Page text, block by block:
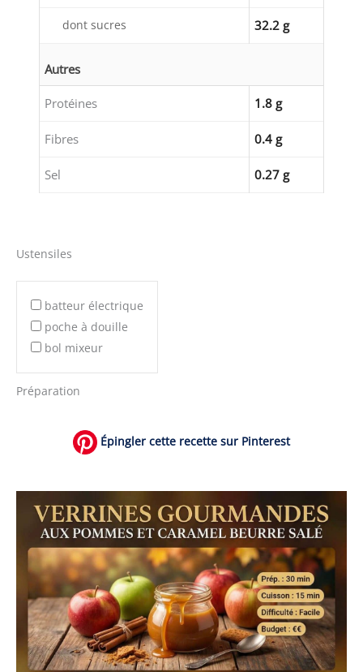
dont sucres 32.2 g
Autres
Protéines 1.8 g
Fibres 0.4 g
Sel 0.27 g
Ustensiles
batteur électrique
poche à douille
bol mixeur
Préparation
Épingler cette recette sur Pinterest